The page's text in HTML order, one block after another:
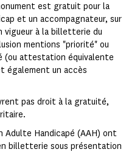
est gratuit pour la
et un accompagnateur, sur
vigueur à la billetterie du
mentions "priorité" ou
(ou attestation équivalente
également un accès
pas droit à la gratuité,
Adulte Handicapé (AAH) ont
billetterie sous présentation